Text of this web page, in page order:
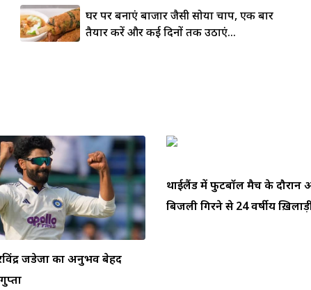
घर पर बनाएं बाजार जैसी सोया चाप, एक बार
तैयार करें और कई दिनों तक उठाएं...
जडेजा का अनुभव बेहद
थाईलैंड में फुटबॉल मैच के दौरान
बिजली गिरने से 24 वर्षीय